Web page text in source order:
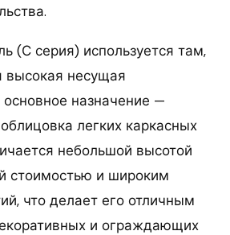
(С серия) используется там,
высокая несущая
основное назначение —
легких каркасных
небольшой высотой
стоимостью и широким
что делает его отличным
и ограждающих